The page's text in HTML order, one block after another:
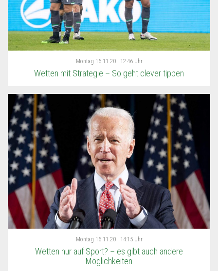
Montag 16.11.20 | 12:46 Uhr
Wetten mit Strategie – So geht clever tippen
Montag 16.11.20 | 14:15 Uhr
Wetten nur auf Sport? – es gibt auch andere
Möglichkeiten